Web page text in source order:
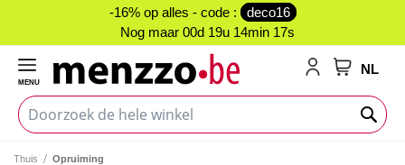
-16% op alles - code :
deco16
Nog maar 00d 19u 14min 17s
NL
MENU
Thuis Opruiming